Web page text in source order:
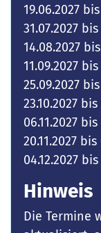
19.06.2027
31.07.2027
14.08.2027
11.09.2027
25.09.2027
23.10.2027 bis
06.11.2027 bis
20.11.2027 bis
04.12.2027 bis
Hinweis
Die Termine